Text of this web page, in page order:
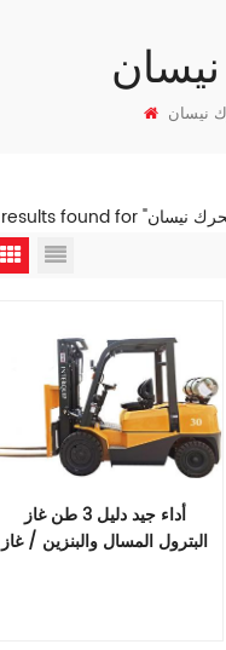
نيسان
أداء جيد دليل 3 طن غاز
البترول المسال والبنزين / غاز